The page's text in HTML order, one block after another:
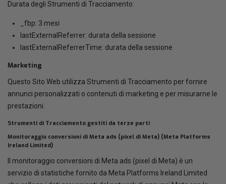
Durata degli Strumenti di Tracciamento:
_fbp: 3 mesi
lastExternalReferrer: durata della sessione
lastExternalReferrerTime: durata della sessione
Marketing
Questo Sito Web utilizza Strumenti di Tracciamento per fornire
annunci personalizzati o contenuti di marketing e per misurarne le
prestazioni.
Strumenti di Tracciamento gestiti da terze parti
Monitoraggio conversioni di Meta ads (pixel di Meta) (Meta Platforms
Ireland Limited)
Il monitoraggio conversioni di Meta ads (pixel di Meta) è un
servizio di statistiche fornito da Meta Platforms Ireland Limited